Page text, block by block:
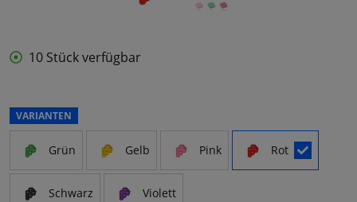
10 Stück verfügbar
VARIANTEN
Grün Gelb Pink Rot
Schwarz Violett